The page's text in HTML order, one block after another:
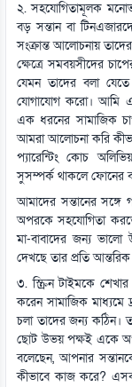
২. সহযোগিতামূলক
বড় সন্তান বা
সংক্রান্ত আলোচনায়
ক্ষেত্রে সমবয়সীদের
যেমন তাদের বলা
যোগাযোগ করো। আমি
এক ধরনের সামাজিক
আমরা আলোচনা করি
প্যারেন্টিং কোচ
সুসম্পর্ক থাকলে ফোনের
আমাদের সন্তানের
অপরকে সহযোগিতা
মা-বাবাদের জন্য
দেখছে তার প্রতি
৩. স্ক্রিন টাইমকে
করেন সামাজিক মাধ্যমে
চলা তাদের জন্য কঠিন।
ছোট উভয় পক্ষই একে
বলেছেন, আপনার
কীভাবে কাজ করে?